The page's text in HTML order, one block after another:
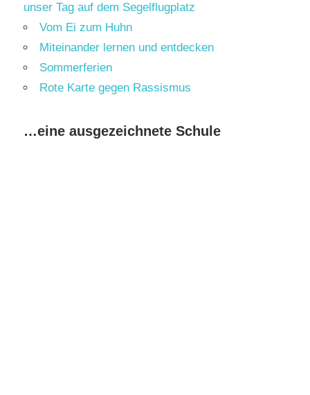
unser Tag auf dem Segelflugplatz
Vom Ei zum Huhn
Miteinander lernen und entdecken
Sommerferien
Rote Karte gegen Rassismus
…eine ausgezeichnete Schule